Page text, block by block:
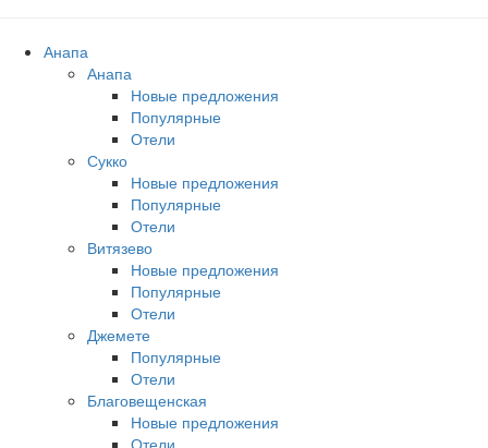
Анапа
Анапа
Новые предложения
Популярные
Отели
Сукко
Новые предложения
Популярные
Отели
Витязево
Новые предложения
Популярные
Отели
Джемете
Популярные
Отели
Благовещенская
Новые предложения
Отели